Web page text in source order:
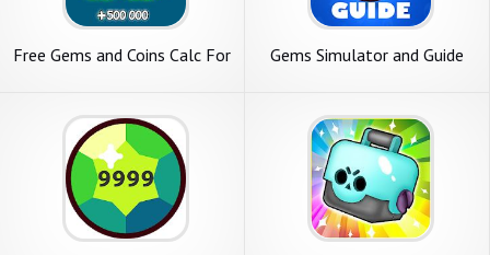
Free Gems and Coins Calc For
Gems Simulator and Guide